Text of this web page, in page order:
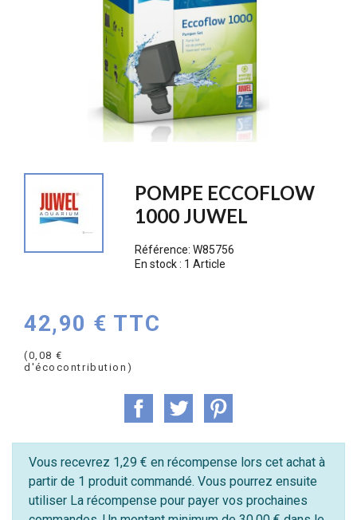
POMPE ECCOFLOW
1000 JUWEL
Référence:W85756
En stock : 1 Article
42,90 € TTC
(0,08 €
d'écocontribution)
Vous recevrez 1,29 € en récompense lors cet achat à
partir de 1 produit commandé. Vous pourrez ensuite
utiliser La récompense pour payer vos prochaines